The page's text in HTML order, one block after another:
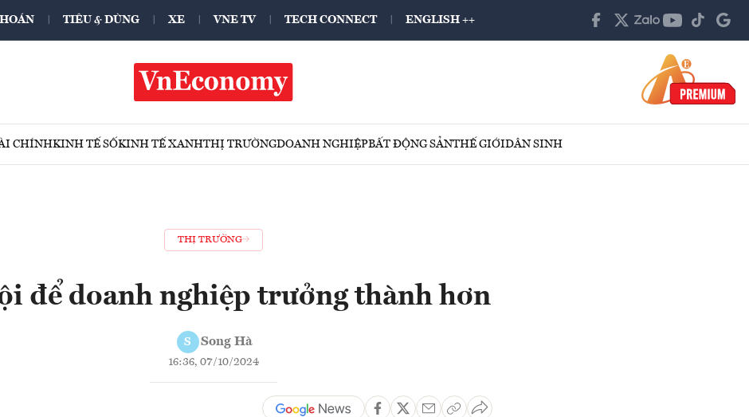
TIÊU & DÙNG XE VNE TV TECH CONNECT ENGLISH ++
CHÍNHKINH TẾ SỐKINH TẾ XANHTHỊ TRƯỜNGDOANH NGHIỆPBẤT ĐỘNG SẢNTHẾ GIỚIDÂN SINH
THỊ TRƯỜNG
để doanh nghiệp trưởng thành hơn
S Song Hà
16:36, 07/10/2024